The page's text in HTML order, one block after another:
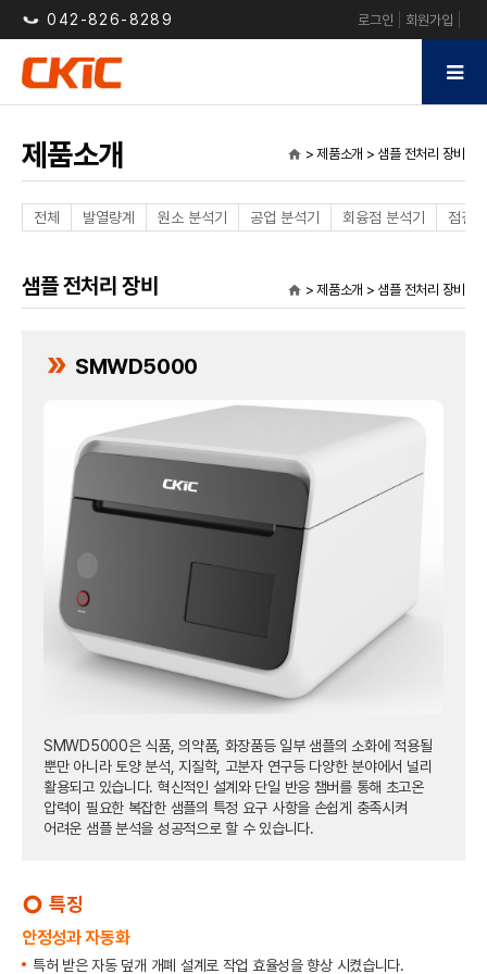
042-826-8289 로그인 회원가입
제품소개 home > 제품소개 > 샘플 전처리 장비
전체 발열량계 원소 분석기 공업 분석기 회융점 분석기 점결
샘플 전처리 장비 home > 제품소개 > 샘플 전처리 장비
double_arrow SMWD5000
SMWD5000은 식품, 의약품, 화장품등 일부 샘플의 소화에 적용될
뿐만 아니라 토양 분석, 지질학, 고분자 연구등 다양한 분야에서 널리
활용되고 있습니다. 혁신적인 설계와 단일 반응 챔버를 통해 초고온
압력이 필요한 복잡한 샘플의 특정 요구 사항을 손쉽게 충족시켜
어려운 샘플 분석을 성공적으로 할 수 있습니다.
trip_origin 특징
안정성과 자동화
특허 받은 자동 덮개 개폐 설계로 작업 효율성을 향상 시켰습니다.